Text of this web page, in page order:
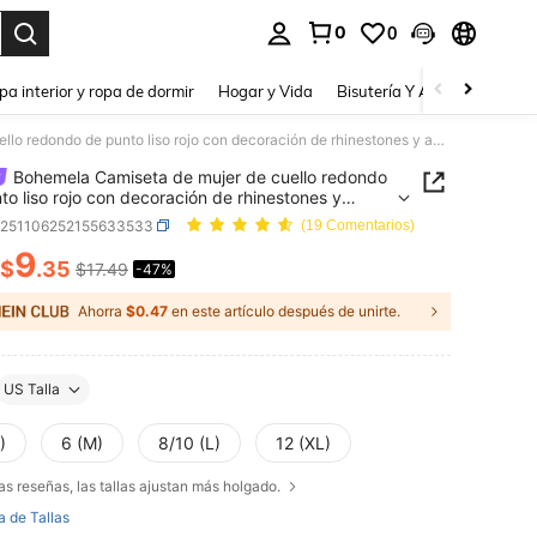
0 0
interior y ropa de dormir Hogar y Vida Bisutería Y Accesorios
Bohemela Camiseta de mujer de cuello redondo de punto liso rojo con decoración de rhinestones y acabado lavado, ideal para el Día de San Valentín, vacaciones y verano
Bohemela Camiseta de mujer de cuello redondo
liso rojo con decoración de rhinestones y
lavado, ideal para el Día de San Valentín,
y verano
(19 Comentarios)
AND AVAILABILITY
$9.35 $17.49 -47%
Ahorra $0.47 en este artículo después de unirte.
US Talla
6 (M) 8/10 (L) 12 (XL)
reseñas, las tallas ajustan más holgado.
de Tallas